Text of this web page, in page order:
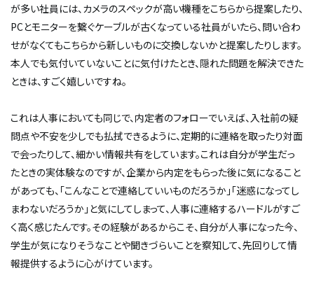
が多い社員には、カメラのスペックが高い機種をこちらから提案したり、
PCとモニターを繋ぐケーブルが古くなっている社員がいたら、問い合わ
せがなくてもこちらから新しいものに交換しないかと提案したりします。
本人でも気付いていないことに気付けたとき、隠れた問題を解決できた
ときは、すごく嬉しいですね。
これは人事においても同じで、内定者のフォローでいえば、入社前の疑
問点や不安を少しでも払拭できるように、定期的に連絡を取ったり対面
で会ったりして、細かい情報共有をしています。これは自分が学生だっ
たときの実体験なのですが、企業から内定をもらった後に気になること
があっても、「こんなことで連絡していいものだろうか」「迷惑になってし
まわないだろうか」と気にしてしまって、人事に連絡するハードルがすご
く高く感じたんです。その経験があるからこそ、自分が人事になった今、
学生が気になりそうなことや聞きづらいことを察知して、先回りして情
報提供するように心がけています。